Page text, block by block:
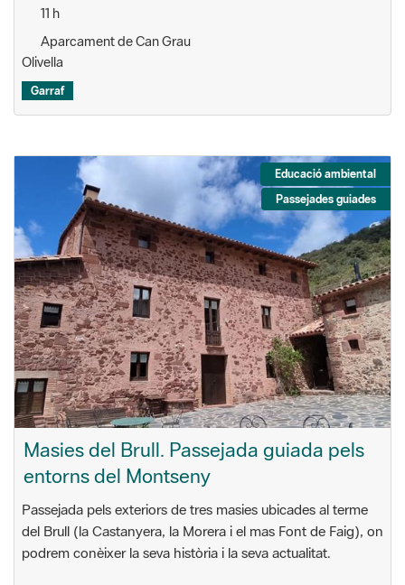
11 h
Aparcament de Can Grau
Olivella
Garraf
Educació ambiental
Passejades guiades
Masies del Brull. Passejada guiada pels
entorns del Montseny
Passejada pels exteriors de tres masies ubicades al terme
del Brull (la Castanyera, la Morera i el mas Font de Faig), on
podrem conèixer la seva història i la seva actualitat.